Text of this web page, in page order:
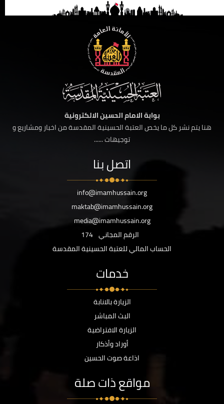
بوابة الامام الحسين الالكترونية
هنا يتم نشر كل ما يخص العتبة الحسينية المقدسة من اخبار ومشاريع و
توجيهات ......
اتصل بنا
info@imamhussain.org
maktab@imamhussain.org
media@imamhussain.org
الرقم المجاني 174
الحساب المالي للعتبة الحسينية المقدسة
خدمات
الزيارة بالانابة
البث المباشر
الزيارة الافتراضية
أوراد وأذكار
اذاعة صوت الحسين
مواقع ذات صلة